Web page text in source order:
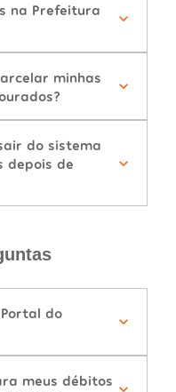
na Prefeitura
minhas
do sistema
depois de
do
meus débitos